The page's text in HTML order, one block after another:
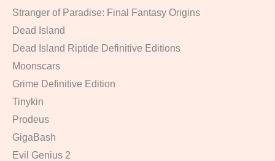
Stranger of Paradise: Final Fantasy Origins
Dead Island
Dead Island Riptide Definitive Editions
Moonscars
Grime Definitive Edition
Tinykin
Prodeus
GigaBash
Evil Genius 2